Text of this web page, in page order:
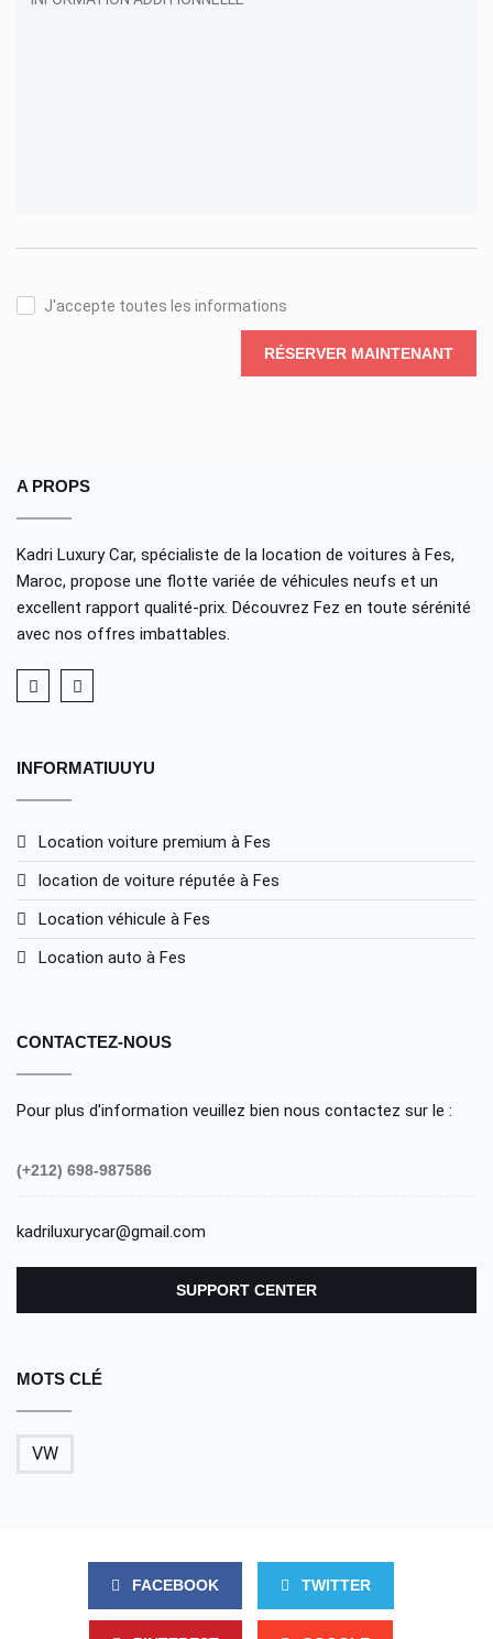
J'accepte toutes les informations
RÉSERVER MAINTENANT
A PROPS
Kadri Luxury Car, spécialiste de la location de voitures à Fes,
Maroc, propose une flotte variée de véhicules neufs et un
excellent rapport qualité-prix. Découvrez Fez en toute sérénité
avec nos offres imbattables.
INFORMATIUUYU
Location voiture premium à Fes
location de voiture réputée à Fes
Location véhicule à Fes
Location auto à Fes
CONTACTEZ-NOUS
Pour plus d'information veuillez bien nous contactez sur le :
(+212) 698-987586
kadriluxurycar@gmail.com
SUPPORT CENTER
MOTS CLÉ
VW
FACEBOOK TWITTER